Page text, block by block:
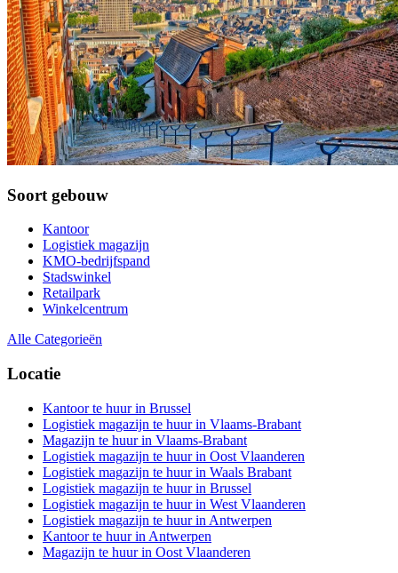
Soort gebouw
Kantoor
Logistiek magazijn
KMO-bedrijfspand
Stadswinkel
Retailpark
Winkelcentrum
Alle Categorieën
Locatie
Kantoor te huur in Brussel
Logistiek magazijn te huur in Vlaams-Brabant
Magazijn te huur in Vlaams-Brabant
Logistiek magazijn te huur in Oost Vlaanderen
Logistiek magazijn te huur in Waals Brabant
Logistiek magazijn te huur in Brussel
Logistiek magazijn te huur in West Vlaanderen
Logistiek magazijn te huur in Antwerpen
Kantoor te huur in Antwerpen
Magazijn te huur in Oost Vlaanderen